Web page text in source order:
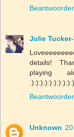
Julie
details!
playing
Unknown